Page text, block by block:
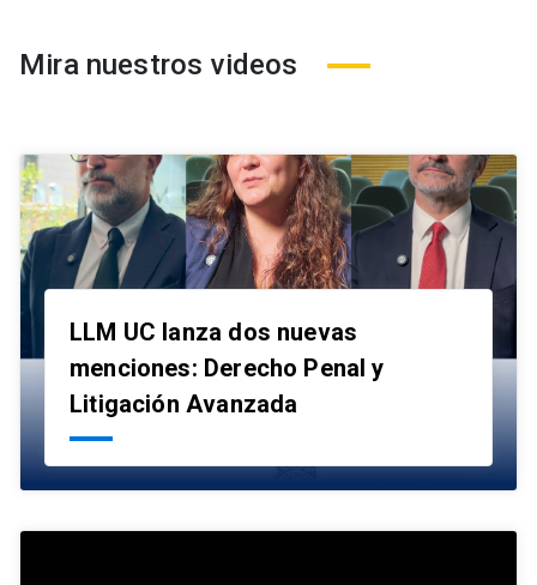
Mira nuestros videos
LLM UC lanza dos nuevas
menciones: Derecho Penal y
Litigación Avanzada